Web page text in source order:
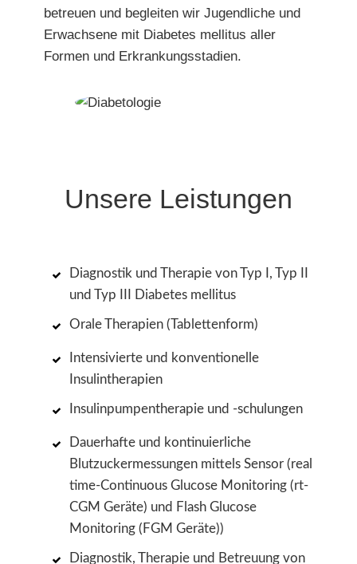
betreuen und begleiten wir Jugendliche und
Erwachsene mit Diabetes mellitus aller
Formen und Erkrankungsstadien.
Unsere Leistungen
Diagnostik und Therapie von Typ I, Typ II
und Typ III Diabetes mellitus
Orale Therapien (Tablettenform)
Intensivierte und konventionelle
Insulintherapien
Insulinpumpentherapie und -schulungen
Dauerhafte und kontinuierliche
Blutzuckermessungen mittels Sensor (real
time-Continuous Glucose Monitoring (rt-
CGM Geräte) und Flash Glucose
Monitoring (FGM Geräte))
Diagnostik, Therapie und Betreuung von